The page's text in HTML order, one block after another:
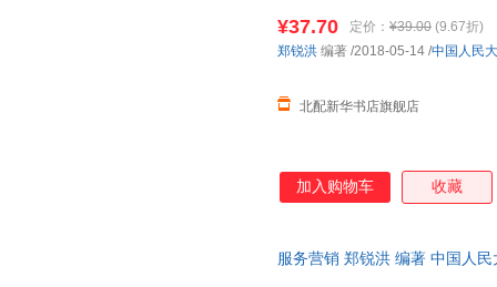
¥37.70 定价： ¥39.00 (9.67折)
北配新华书店旗舰店
郑锐洪 编著 /2018-05-14 /中国人民
加入购物车 收藏
服务营销 郑锐洪 编著 中国人